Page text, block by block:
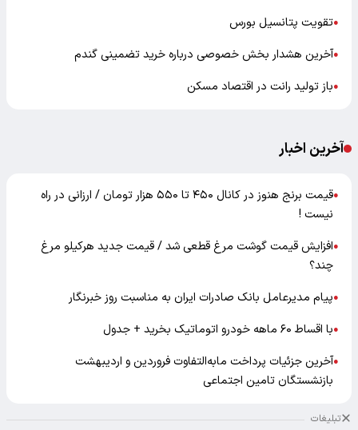
●تقویت پتانسیل بورس
●آخرین هشدار بخش خصوصی درباره خرید تضمینی گندم
●باز تولید رانت در اقتصاد مسکن
آخرین اخبار
●
قیمت برنج هنوز در کانال ۴۵۰ تا ۵۵۰ هزار تومان / ارزانی در راه
نیست !
●افزایش قیمت گوشت مرغ قطعی شد / قیمت جدید هرکیلو مرغ
چند؟
●پیام مدیرعامل بانک صادرات ایران به مناسبت روز خبرنگار
●با اقساط ۶۰ ماهه خودرو اتوماتیک بخرید + جدول
●آخرین جزئیات پرداخت مابه‌التفاوت فروردین و اردیبهشت
بازنشستگان تامین اجتماعی
تبلیغات